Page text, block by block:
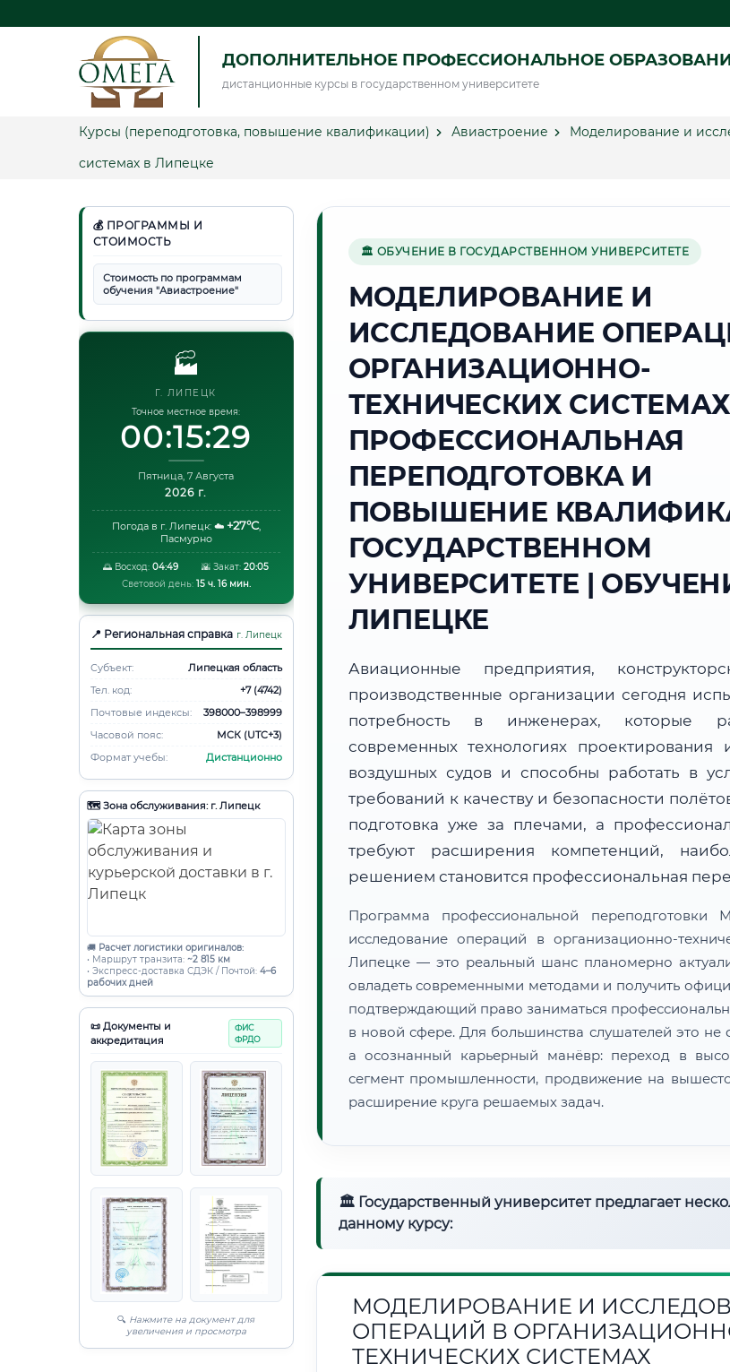
ДОПОЛНИТЕЛЬНОЕ ПРОФЕССИОНАЛЬНОЕ
дистанционные курсы в государственном университете
Курсы (переподготовка, повышение квалификации) Авиастроение
Моделирование и
системах в Липецке
💰 ПРОГРАММЫ И
СТОИМОСТЬ
Стоимость по программам
обучения "Авиастроение"
🏭
Г. ЛИПЕЦК
Точное местное время:
00:15:30
Пятница, 7 Августа
2026 г.
Погода в г. Липецк: ☁️ +27°C,
Пасмурно
🌅 Восход:04:49 🌇 Закат: 20:05
Световой день: 15 ч. 16 мин.
📍 Региональная справка г. Липецк
Субъект:
Липецкая область
Тел. код:
+7 (4742)
Почтовые индексы:
398000–398999
Часовой пояс:
МСК (UTC+3)
Формат учебы:
Дистанционно
🗺️ Зона обслуживания: г. Липецк
🚚 Расчет логистики оригиналов:
• Маршрут транзита: ~2 815 км
• Экспресс-доставка СДЭК / Почтой: 4–6
рабочих дней
📜 Документы и
аккредитация
ФИС
ФРДО
🔍 Нажмите на документ для
увеличения и просмотра
🏛 ОБУЧЕНИЕ В ГОСУДАРСТВЕННОМ УНИВЕРСИТЕТЕ
МОДЕЛИРОВАНИЕ И
ИССЛЕДОВАНИЕ
ОРГАНИЗАЦИОННО-
ТЕХНИЧЕСКИХ
ПРОФЕССИОНАЛЬНАЯ
ПЕРЕПОДГОТОВКА И
ПОВЫШЕНИЕ
ГОСУДАРСТВЕННОМ
УНИВЕРСИТЕТЕ |
ЛИПЕЦКЕ
Авиационные предприятия,
производственные организации сегодня
потребность в инженерах, которые
современных технологиях проектирования
воздушных судов и способны работать в
требований к качеству и безопасности
подготовка уже за плечами, а
требуют расширения компетенций,
решением становится профессиональная
Программа профессиональной переподготовки
исследование операций в организационно-
Липецке — это реальный шанс планомерно
овладеть современными методами и получить
подтверждающий право заниматься
в новой сфере. Для большинства слушателей это не
а осознанный карьерный манёвр: переход в
сегмент промышленности, продвижение на
расширение круга решаемых задач.
🏛 Государственный университет предлагает
данному курсу:
МОДЕЛИРОВАНИЕ И
ОПЕРАЦИЙ В
ТЕХНИЧЕСКИХ СИСТЕМАХ